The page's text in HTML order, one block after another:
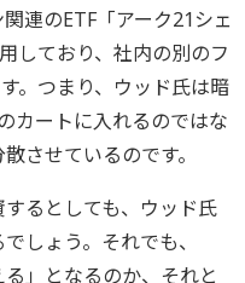
連のETF「アーク21シェ
しており、社内の別のフ
。つまり、ウッド氏は暗
カートに入れるのではな
させているのです。
るとしても、ウッド氏
しょう。それでも、
」となるのか、それと